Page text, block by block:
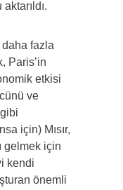
daha fazla
Paris’in
etkisi
ve
için) Mısır,
gelmek için
kendi
önemli